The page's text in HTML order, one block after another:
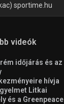
sportime.hu
videók
időjárás és az
hívja
Litkai
és a Greenpeace